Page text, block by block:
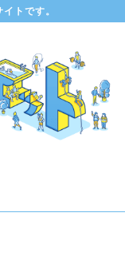
トです。